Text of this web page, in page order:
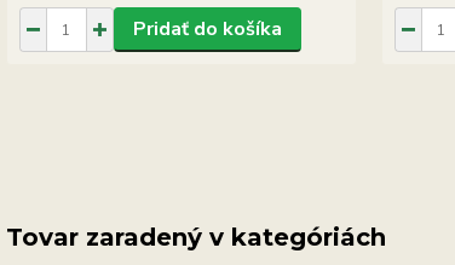
Pridať do košíka
Tovar zaradený v kategóriách